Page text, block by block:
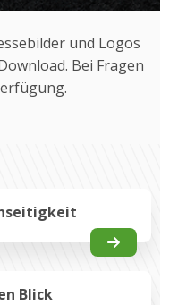
und Logos
Bei Fragen
Blick